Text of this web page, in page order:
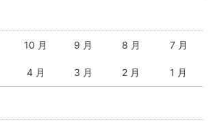
10 月 9 月 8 月 7 月
4 月 3 月 2 月 1 月